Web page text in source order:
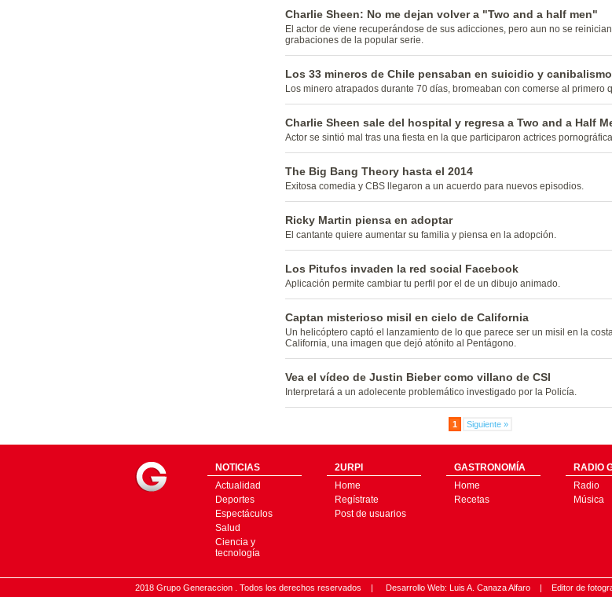
Charlie Sheen: No me dejan volver a "Two and a half men"
El actor de viene recuperándose de sus adicciones, pero aun no se
grabaciones de la popular serie.
Los 33 mineros de Chile pensaban en suicidio y canibalismo
Los minero atrapados durante 70 días, bromeaban con comerse al primero
Charlie Sheen sale del hospital y regresa a Two and a Half
Actor se sintió mal tras una fiesta en la que participaron actrices
The Big Bang Theory hasta el 2014
Exitosa comedia y CBS llegaron a un acuerdo para nuevos episodios.
Ricky Martin piensa en adoptar
El cantante quiere aumentar su familia y piensa en la adopción.
Los Pitufos invaden la red social Facebook
Aplicación permite cambiar tu perfil por el de un dibujo animado.
Captan misterioso misil en cielo de California
Un helicóptero captó el lanzamiento de lo que parece ser un misil en la
California, una imagen que dejó atónito al Pentágono.
Vea el vídeo de Justin Bieber como villano de CSI
Interpretará a un adolecente problemático investigado por la Policía.
1 Siguiente »
NOTICIAS
Actualidad
Deportes
Espectáculos
Salud
Ciencia y
tecnología
2URPI
Home
Regístrate
Post de usuarios
GASTRONOMÍA
Home
Recetas
RADIO
Radio
Música
2018 Grupo Generaccion . Todos los derechos reservados | Desarrollo Web: Luis A. Canaza Alfaro | Editor de